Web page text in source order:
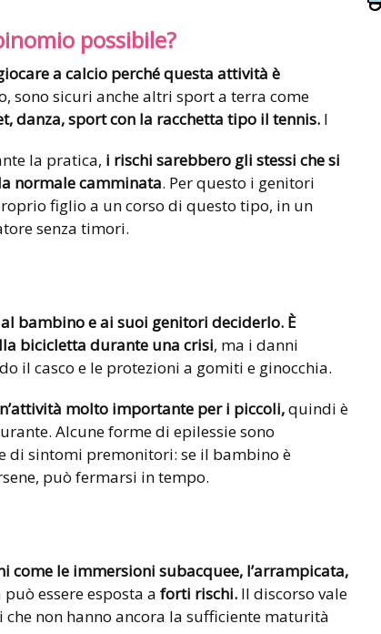
possibile?
a calcio perché questa attività è
sono sicuri anche altri sport a terra come
danza, sport con la racchetta tipo il tennis. I
la pratica, i rischi sarebbero gli stessi che si
normale camminata. Per questo i genitori
figlio a un corso di questo tipo, in un
senza timori.
bambino e ai suoi genitori deciderlo. È
bicicletta durante una crisi, ma i danni
il casco e le protezioni a gomiti e ginocchia.
molto importante per i piccoli,quindi è
Alcune forme di epilessie sono
di sintomi premonitori: se il bambino è
può fermarsi in tempo.
come le immersioni subacquee, l’arrampicata,
essere esposta a forti rischi. Il discorso vale
non hanno ancora la sufficiente maturità